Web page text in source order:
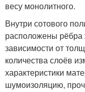
весу монолитного.
Внутри сотового
расположены
зависимости от
количества слоёв
характеристики
шумоизоляцию,